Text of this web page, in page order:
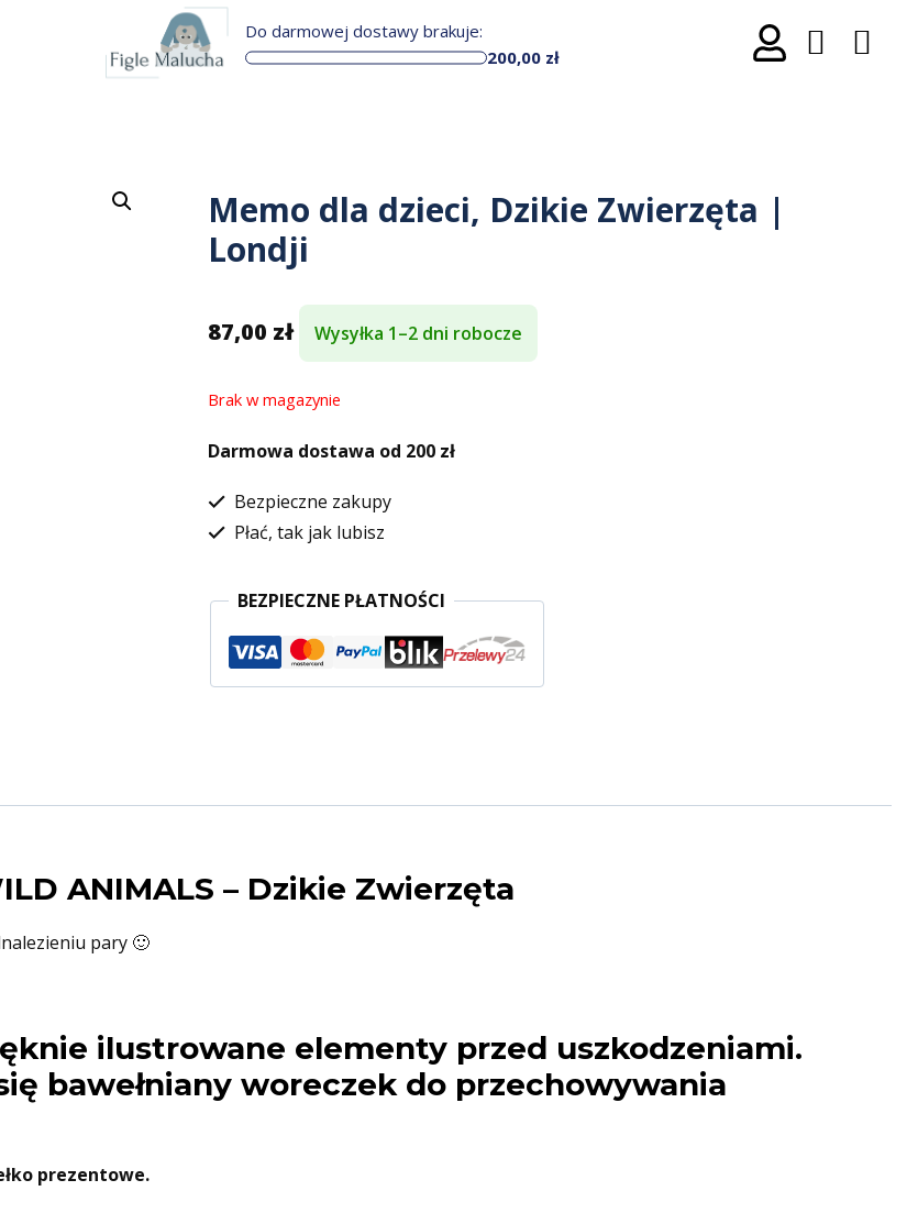
Do darmowej dostawy brakuje:
200,00 zł
Memo dla dzieci, Dzikie Zwierzęta |
Londji
87,00 zł Wysyłka 1–2 dni robocze
Brak w magazynie
Darmowa dostawa od 200 zł
Bezpieczne zakupy
Płać, tak jak lubisz
BEZPIECZNE PŁATNOŚCI
ANIMALS – Dzikie Zwierzęta
pary 🙂
ilustrowane elementy przed uszkodzeniami.
bawełniany woreczek do przechowywania
prezentowe.